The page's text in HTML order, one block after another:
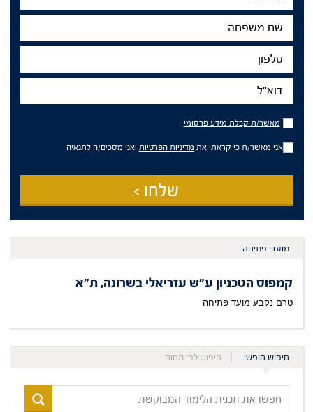
שם
משפחה
טלפון
דוא"ל
מאשר/ת
קבלת
פרסומי
מאשר/ת קבלת מידע פרסומי
אני מאשר/ת כי קראתי את מדיניות הפרטיות ואני מסכים/ה לתנאיה
שלחו >
מועדי פתיחה
קמפוס הטכניון ע"ש עזריאלי בשרונה, ת"א
טרם נקבע מועד פתיחה
חיפוש חופשי חיפוש לפי תחום
חפשו
את